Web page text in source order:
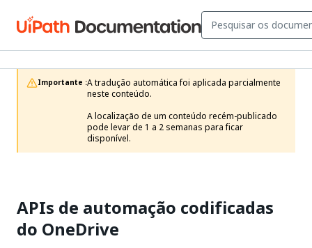
Importante :A tradução automática foi aplicada parcialmente
neste conteúdo.
A localização de um conteúdo recém-publicado
pode levar de 1 a 2 semanas para ficar
disponível.
APIs de automação codificadas
do OneDrive